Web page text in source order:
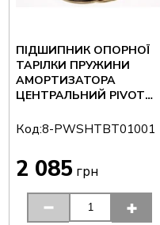
ПІДШИПНИК ОПОРНОЇ
ТАРІЛКИ ПРУЖИНИ
АМОРТИЗАТОРА
ЦЕНТРАЛЬНИЙ PIVOT
PWSHTBT01001
Код:8-PWSHTBT01001
2 085 грн